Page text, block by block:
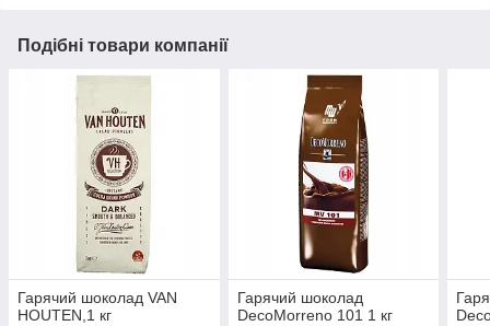
Подібні товари компанії
Гарячий шоколад VAN
HOUTEN,1 кг
Гарячий шоколад
DecoMorreno 101 1 кг